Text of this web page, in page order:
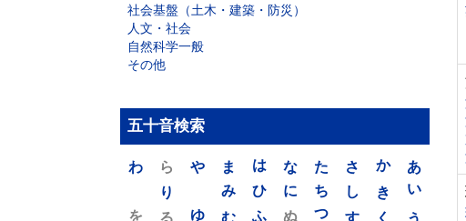
社会基盤（土木・建築・防災）
人文・社会
自然科学一般
その他
五十音検索
あ
い
う
か
き
く
さ
し
す
た
ち
つ
な
に
ぬ
は
ひ
ふ
ま
み
む
や
ゆ
ら
り
る
わ
を